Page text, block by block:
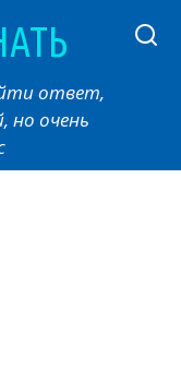
ответ,
но очень